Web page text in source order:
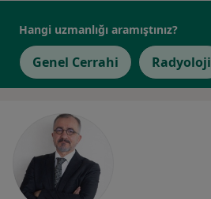
Hangi uzmanlığı aramıştınız?
Genel Cerrahi Radyoloji